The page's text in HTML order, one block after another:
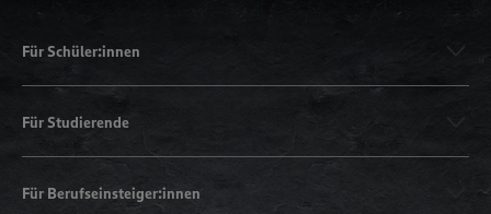
Für Schüler:innen
Für Studierende
Für Berufseinsteiger:innen